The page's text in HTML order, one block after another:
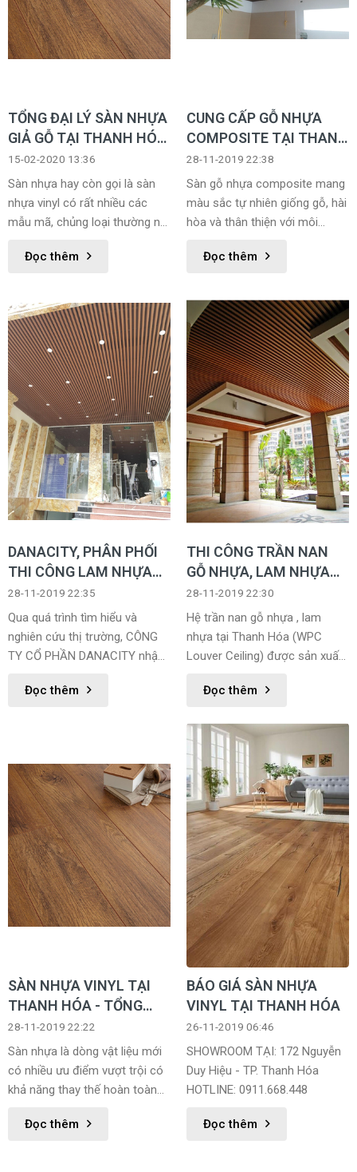
TỔNG ĐẠI LÝ SÀN NHỰA
GIẢ GỖ TẠI THANH HÓA,
SÀN NHỰA KEO, SÀN
NHỰA HÈM KHÓA
15-02-2020 13:36
Sàn nhựa hay còn gọi là sàn
nhựa vinyl có rất nhiều các
mẫu mã, chủng loại thường nó
và sàn nhựa hèm khóa. Có các
Đọc thêm
CUNG CẤP GỖ NHỰA
COMPOSITE TẠI THANH
HÓA
28-11-2019 22:38
Sàn gỗ nhựa composite mang
màu sắc tự nhiên giống gỗ, hài
hòa và thân thiện với môi
co ngót khi nhiệt độ thay đổi.
Đọc thêm
DANACITY, PHÂN PHỐI
THI CÔNG LAM NHỰA
GỖ THANH HÓA
28-11-2019 22:35
Qua quá trình tìm hiểu và
nghiên cứu thị trường, CÔNG
TY CỔ PHẦN DANACITY nhận
rất lớn về các sản phẩm chất
Đọc thêm
THI CÔNG TRẦN NAN
GỖ NHỰA, LAM NHỰA
TẠI THANH HÓA
28-11-2019 22:30
Hệ trần nan gỗ nhựa , lam
nhựa tại Thanh Hóa (WPC
Louver Ceiling) được sản xuất
và phụ gia. Hệ trần nan gỗ
tự nhiên mà không bị mối mọt,
rạn nứt trên bề mặt, chịu được
thời tiết ẩm ướt và nhiệt độ
cao.
Đọc thêm
SÀN NHỰA VINYL TẠI
THANH HÓA - TỔNG
KHO
28-11-2019 22:22
Sàn nhựa là dòng vật liệu mới
có nhiều ưu điểm vượt trội có
khả năng thay thế hoàn toàn
Đọc thêm
BÁO GIÁ SÀN NHỰA
VINYL TẠI THANH HÓA
26-11-2019 06:46
SHOWROOM TẠI: 172 Nguyễn
Duy Hiệu - TP. Thanh Hóa
HOTLINE: 0911.668.448
Đọc thêm